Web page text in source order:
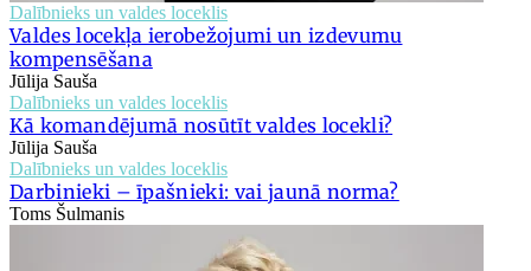
Dalībnieks un valdes loceklis
Valdes locekļa ierobežojumi un izdevumu
kompensēšana
Jūlija Sauša
Dalībnieks un valdes loceklis
Kā komandējumā nosūtīt valdes locekli?
Jūlija Sauša
Dalībnieks un valdes loceklis
Darbinieki – īpašnieki: vai jaunā norma?
Toms Šulmanis